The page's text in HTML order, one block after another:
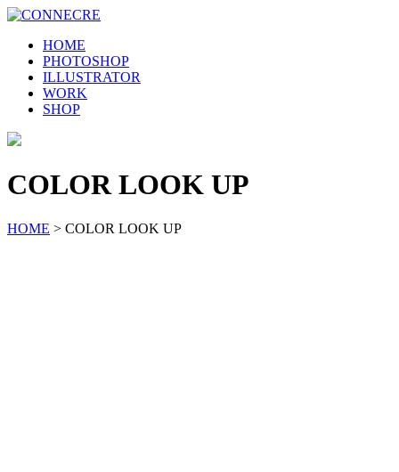
HOME
PHOTOSHOP
ILLUSTRATOR
WORK
SHOP
COLOR LOOK UP
HOME > COLOR LOOK UP